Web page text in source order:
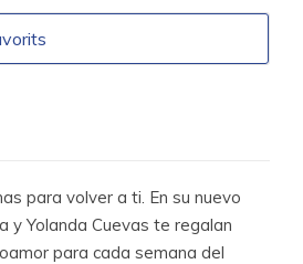
para volver a ti. En su nuevo
y Yolanda Cuevas te regalan
para cada semana del